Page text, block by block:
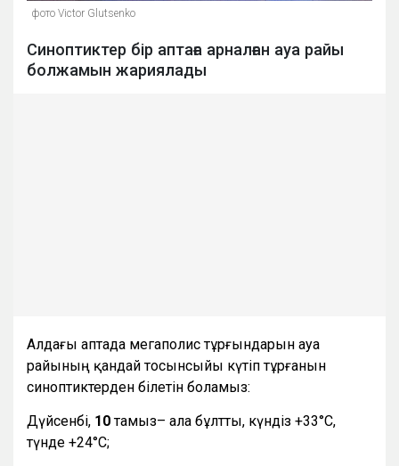
фото Victor Glutsenko
Синоптиктер бір аптаға арналған ауа райы
болжамын жариялады
Алдағы аптада мегаполис тұрғындарын ауа
райының қандай тосынсыйы күтіп тұрғанын
синоптиктерден білетін боламыз:
Дүйсенбі, 10тамыз– ала бұлтты, күндіз +33°С,
түнде +24°С;